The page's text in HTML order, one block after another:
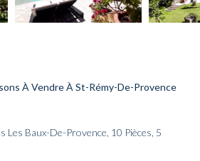
À Vendre À St-Rémy-De-Provence
Les Baux-De-Provence, 10 Pièces, 5